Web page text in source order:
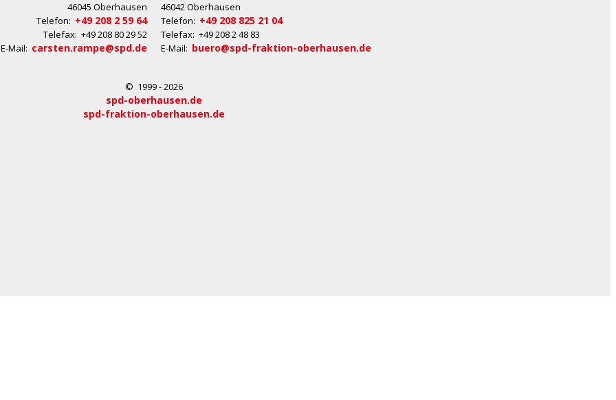
46045 Oberhausen
Telefon: +49 208 2 59 64
Telefax: +49 208 80 29 52
E-Mail: carsten.rampe@spd.de
46042 Oberhausen
Telefon: +49 208 825 21 04
Telefax: +49 208 2 48 83
E-Mail: buero@spd-fraktion-oberhausen.de
© 1999 - 2026
spd-oberhausen.de
spd-fraktion-oberhausen.de